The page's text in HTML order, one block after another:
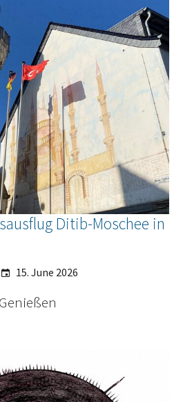
Ditib-Moschee in
15. June 2026